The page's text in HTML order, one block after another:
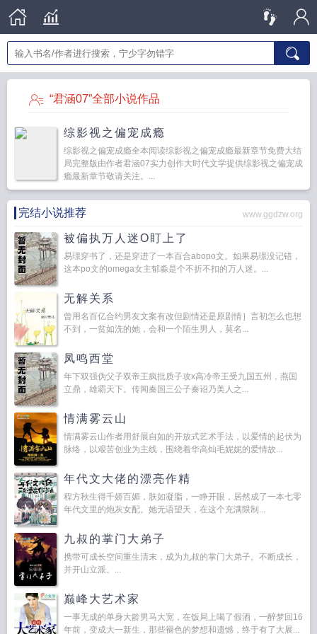
“君涵07”全部小说作品
综影视之偏宠成瘾
综影视之偏宠成瘾全本阅读综影视之偏宠成瘾最新章节免费大结
局完整版由作者君涵07实力创作大时代文学提供综影视之偏宠成
瘾最新章节敬请关注。...
完结小说推荐 www.ggdzw.org
被偏执万人迷O盯上了
易璟穿书了，还是穿进了一本百合abopo文。如果易璟没记错，
这本po文的omega女主郁淼是个不折不扣的万人迷。...
无解关系
曾用名百亿合约男友文案有改但剧情还是原剧情］言初怎么也想
不到，一贫如洗的她，会和一个陌生男人，莫名...
凤鸣西堂
年下双强伪父子双帝王疯批质子攻x高冷帝王受九国五州，燕国
立鼎，雄霸天下。传闻秦国三公子秦诏乃美人之...
情满雾云山
情满雾云山作者用舒展自如的开放式艺术手法，以爱情的起伏为
脉络，以艰苦创业为主线，围绕着华高灿毛妮妮的爱情故...
年代文大佬的漂亮作精
程方秋生得千娇百媚，肤如凝脂，一睁开眼，居然成了一本七零
年代文里的炮灰女配。她无语望天，在这个充满限制...
九叔的掌门大弟子
携带可成长空间重生清末，成为九叔的掌门大弟子。不断成长，
并开山立派。...
巅峰大艺术家
一事无成的单身大龄男马大宽，在饭局上喝了假酒，一醉梦回16
年前，变成大一新生，那些褪色的梦想和遗憾，终于有了大展...